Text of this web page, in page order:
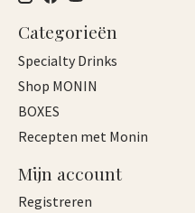
Categorieën
Specialty Drinks
Shop MONIN
BOXES
Recepten met Monin
Mijn account
Registreren